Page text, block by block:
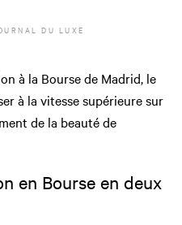
DU LUXE
à la Bourse de Madrid, le
à la vitesse supérieure sur
de la beauté de
en Bourse en deux